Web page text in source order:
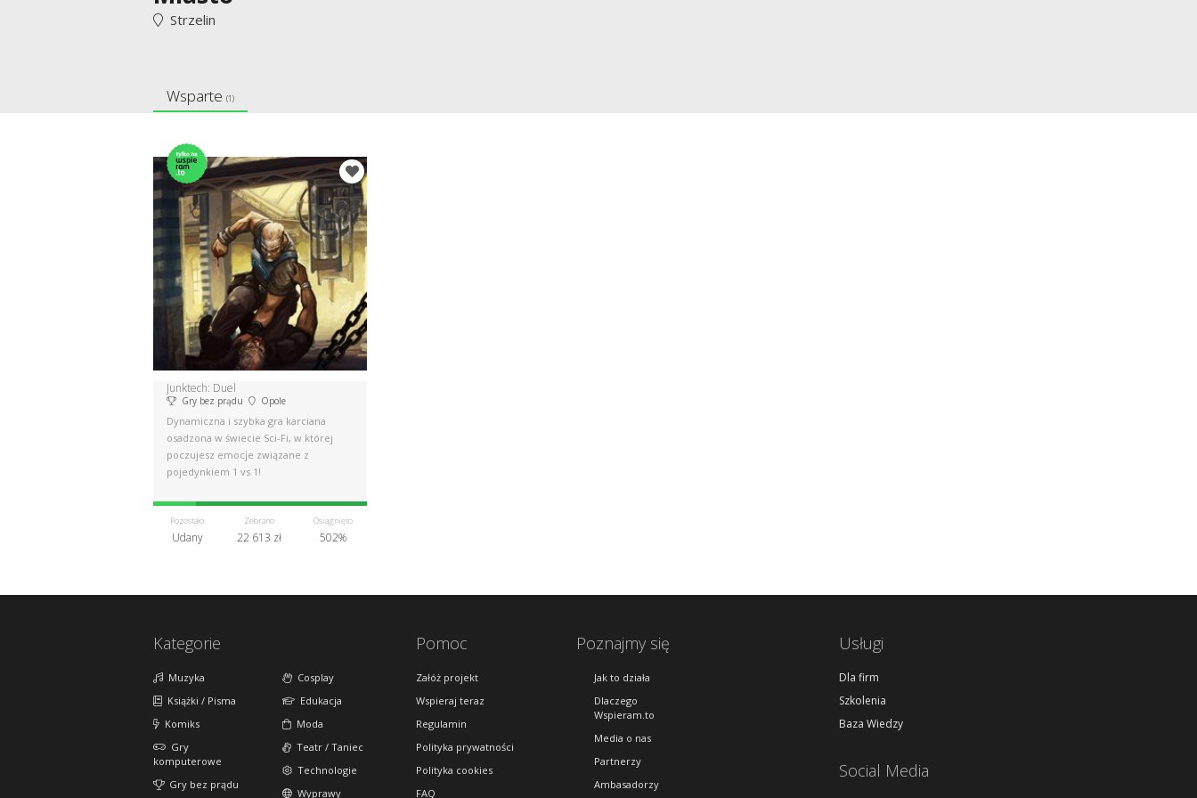
Strzelin
Wsparte (1)
Junktech: Duel
Gry bez prądu Opole
Dynamiczna i szybka gra karciana
osadzona w świecie Sci-Fi, w której
poczujesz emocje związane z
pojedynkiem 1 vs 1!
Pozostało
Udany
Zebrano
22 613 zł
Osiągnięto
502%
Kategorie
Muzyka
Książki / Pisma
Komiks
Gry
komputerowe
Gry bez prądu
Cosplay
Edukacja
Moda
Teatr / Taniec
Technologie
Wyprawy
Pomoc
Załóż projekt
Wspieraj teraz
Regulamin
Polityka prywatności
Polityka cookies
FAQ
Poznajmy się
Jak to działa
Dlaczego
Wspieram.to
Media o nas
Partnerzy
Ambasadorzy
Usługi
Dla firm
Szkolenia
Baza Wiedzy
Social Media